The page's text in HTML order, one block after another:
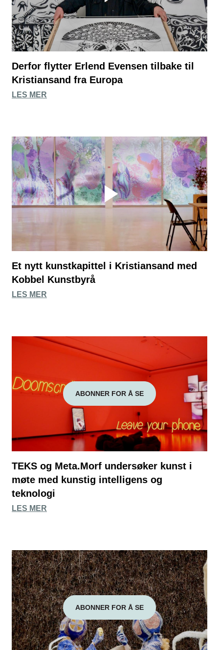
Derfor flytter Erlend Evensen tilbake til
Kristiansand fra Europa
LES MER
Et nytt kunstkapittel i Kristiansand med
Kobbel Kunstbyrå
LES MER
ABONNER FOR Å SE
TEKS og Meta.Morf undersøker kunst i
møte med kunstig intelligens og
teknologi
LES MER
ABONNER FOR Å SE